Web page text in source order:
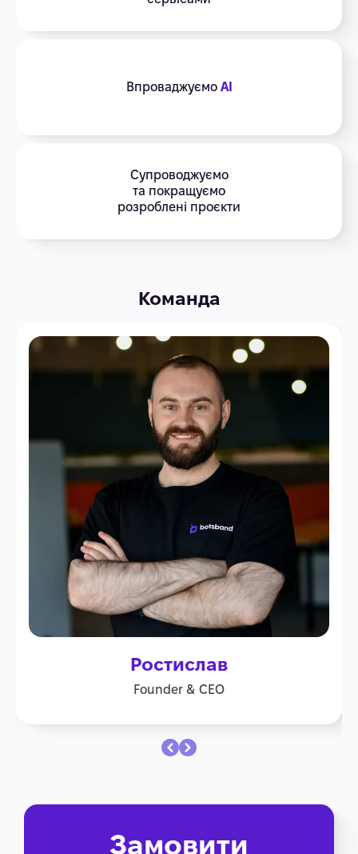
Впроваджуємо AI
Супроводжуємо
та покращуємо
розроблені проєкти
Команда
Ростислав
Founder & CEO
Замовити